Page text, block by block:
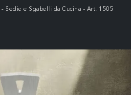
- Sedie e Sgabelli da Cucina - Art. 1505